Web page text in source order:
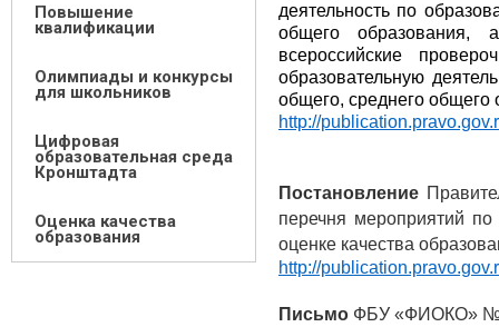
Повышение
квалификации
Олимпиады и конкурсы
для школьников
Цифровая
образовательная среда
Кронштадта
Оценка качества
образования
деятельность по
общего образования,
всероссийские
образовательную
общего, среднего общего
http://
Постановление
перечня мероприятий
оценке качества
http://
Письмо ФБУ «ФИОКО» №